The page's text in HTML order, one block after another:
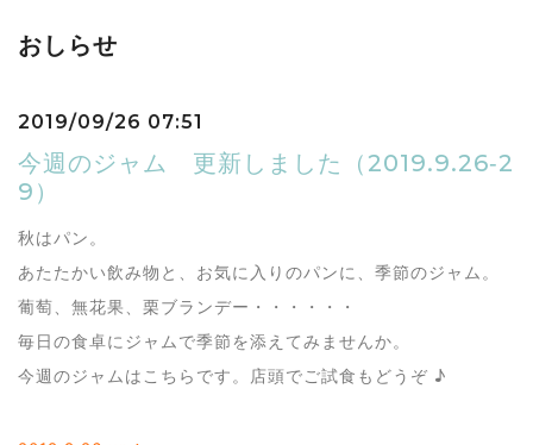
おしらせ
2019/09/26 07:51
今週のジャム 更新しました（2019.9.26‐2
9）
秋はパン。
あたたかい飲み物と、お気に入りのパンに、季節のジャム。
葡萄、無花果、栗ブランデー・・・・・・
毎日の食卓にジャムで季節を添えてみませんか。
今週のジャムはこちらです。店頭でご試食もどうぞ ♪